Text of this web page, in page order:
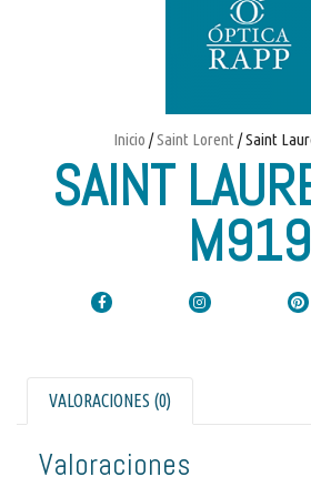
Inicio /Saint Lorent / Saint
SAINT
M919
VALORACIONES (0)
Valoraciones